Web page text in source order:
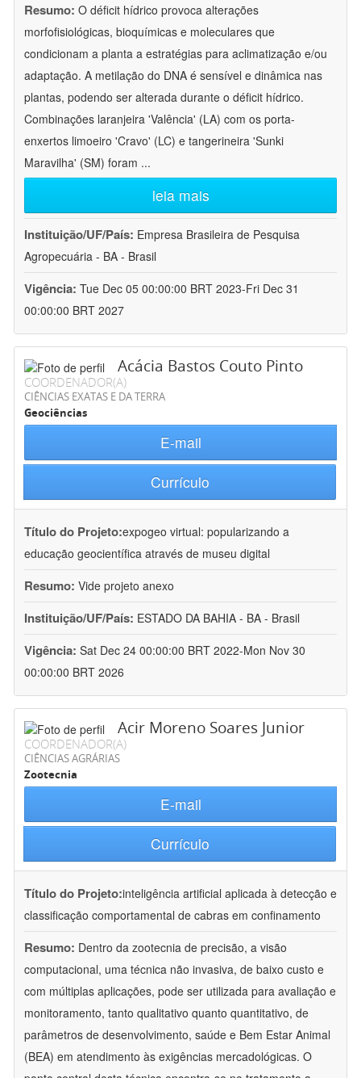
Resumo: O déficit hídrico provoca alterações
morfofisiológicas, bioquímicas e moleculares que
condicionam a planta a estratégias para aclimatização e/ou
adaptação. A metilação do DNA é sensível e dinâmica nas
plantas, podendo ser alterada durante o déficit hídrico.
Combinações laranjeira 'Valência' (LA) com os porta-
enxertos limoeiro 'Cravo' (LC) e tangerineira 'Sunki
Maravilha' (SM) foram ...
leia mais
Instituição/UF/País: Empresa Brasileira de Pesquisa
Agropecuária - BA - Brasil
Vigência: Tue Dec 05 00:00:00 BRT 2023-Fri Dec 31
00:00:00 BRT 2027
Acácia Bastos Couto Pinto
COORDENADOR(A)
CIÊNCIAS EXATAS E DA TERRA
Geociências
E-mail
Currículo
Título do Projeto:expogeo virtual: popularizando a
educação geocientífica através de museu digital
Resumo: Vide projeto anexo
Instituição/UF/País: ESTADO DA BAHIA - BA - Brasil
Vigência: Sat Dec 24 00:00:00 BRT 2022-Mon Nov 30
00:00:00 BRT 2026
Acir Moreno Soares Junior
COORDENADOR(A)
CIÊNCIAS AGRÁRIAS
Zootecnia
E-mail
Currículo
Título do Projeto:inteligência artificial aplicada à detecção e
classificação comportamental de cabras em confinamento
Resumo: Dentro da zootecnia de precisão, a visão
computacional, uma técnica não invasiva, de baixo custo e
com múltiplas aplicações, pode ser utilizada para avaliação e
monitoramento, tanto qualitativo quanto quantitativo, de
parâmetros de desenvolvimento, saúde e Bem Estar Animal
(BEA) em atendimento às exigências mercadológicas. O